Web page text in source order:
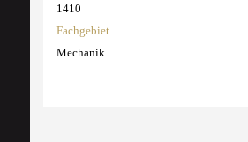
1410
Fachgebiet
Mechanik